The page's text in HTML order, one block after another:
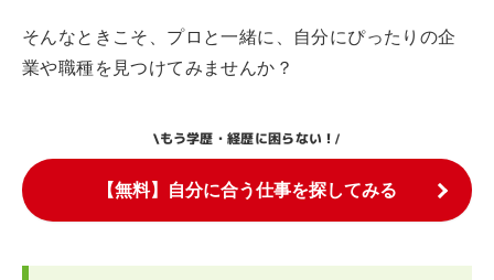
そんなときこそ、プロと一緒に、自分にぴったりの企
業や職種を見つけてみませんか？
\もう学歴・経歴に困らない！/
【無料】自分に合う仕事を探してみる